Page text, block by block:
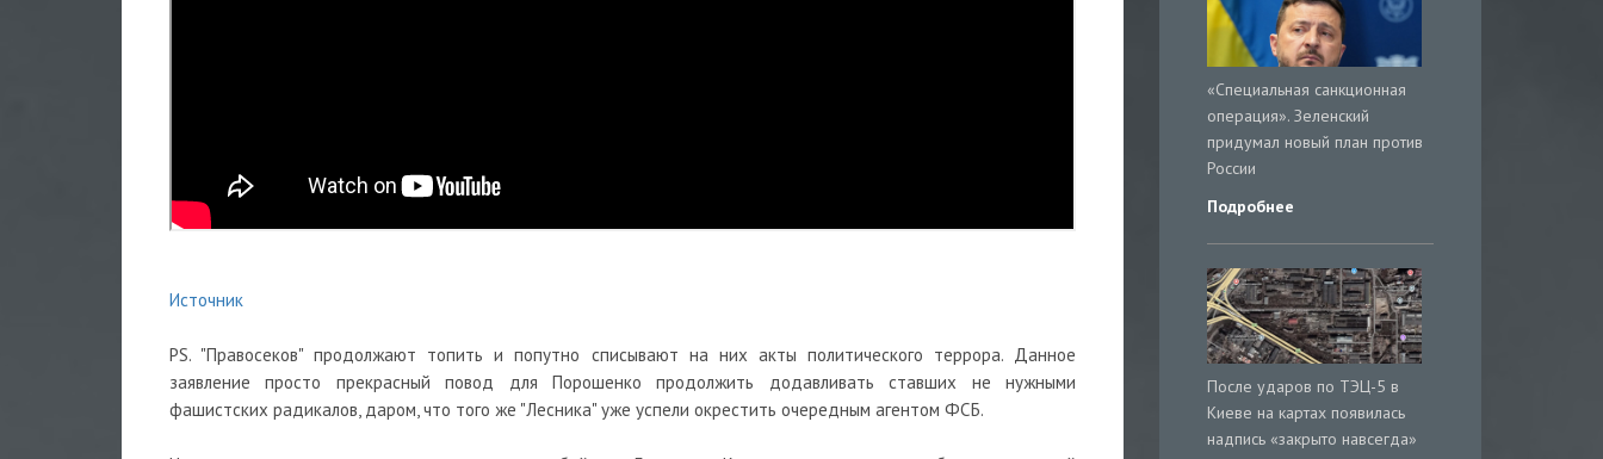
Источник
PS. "Правосеков" продолжают топить и попутно списывают на них акты политического террора. Данное
заявление просто прекрасный повод для Порошенко продолжить додавливать ставших не нужными
фашистских радикалов, даром, что того же "Лесника" уже успели окрестить очередным агентом ФСБ.
«Специальная санкционная
операция». Зеленский
придумал новый план против
России
Подробнее
После ударов по ТЭЦ-5 в
Киеве на картах появилась
надпись «закрыто навсегда»